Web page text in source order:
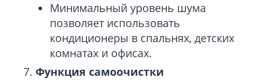
Минимальный уровень шума
позволяет использовать
кондиционеры в спальнях, детских
комнатах и офисах.
Функция самоочистки